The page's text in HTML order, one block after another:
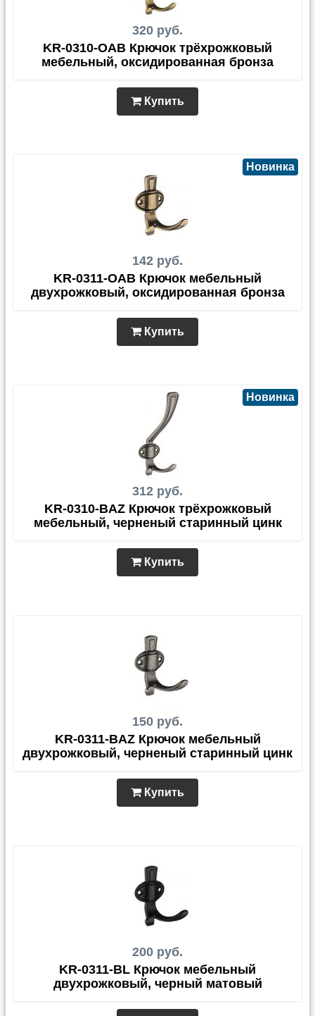
320 руб.
KR-0310-OAB Крючок трёхрожковый
мебельный, оксидированная бронза
Купить
142 руб.
Новинка
KR-0311-OAB Крючок мебельный
двухрожковый, оксидированная бронза
Купить
312 руб.
Новинка
KR-0310-BAZ Крючок трёхрожковый
мебельный, черненый старинный цинк
Купить
150 руб.
KR-0311-BAZ Крючок мебельный
двухрожковый, черненый старинный цинк
Купить
200 руб.
KR-0311-BL Крючок мебельный
двухрожковый, черный матовый